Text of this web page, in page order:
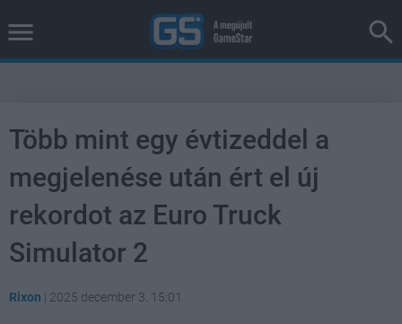
Több mint egy évtizeddel a
megjelenése után ért el új
rekordot az Euro Truck
Simulator 2
Rixon | 2025 december 3. 15:01